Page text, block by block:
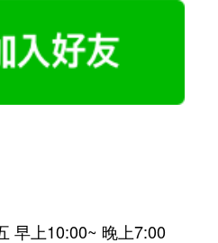
早上10:00~ 晚上7:00